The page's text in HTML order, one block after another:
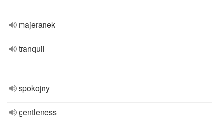
majeranek
tranquil
spokojny
gentleness